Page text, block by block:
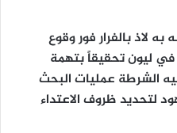
لاذ بالفرار فور وقوع
في ليون تحقيقاً بتهمة
الشرطة عمليات البحث
لتحديد ظروف الاعتداء